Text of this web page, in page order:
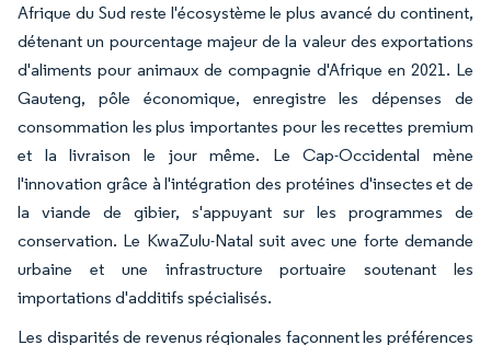
Afrique du Sud reste l'écosystème le plus avancé du continent,
détenant un pourcentage majeur de la valeur des exportations
d'aliments pour animaux de compagnie d'Afrique en 2021. Le
Gauteng, pôle économique, enregistre les dépenses de
consommation les plus importantes pour les recettes premium
et la livraison le jour même. Le Cap-Occidental mène
l'innovation grâce à l'intégration des protéines d'insectes et de
la viande de gibier, s'appuyant sur les programmes de
conservation. Le KwaZulu-Natal suit avec une forte demande
urbaine et une infrastructure portuaire soutenant les
importations d'additifs spécialisés.
Les disparités de revenus régionales façonnent les préférences